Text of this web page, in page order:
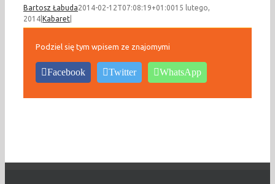
Bartosz Łabuda2014-02-12T07:08:19+01:0015 lutego,
2014 Kabaret
Podziel się tym wpisem ze znajomymi
Facebook Twitter WhatsApp